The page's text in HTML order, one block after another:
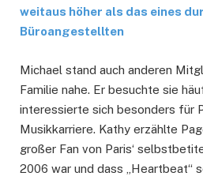
weitaus höher als das eines
Büroangestellten
Michael stand auch anderen
Familie nahe. Er besuchte sie
interessierte sich besonders für
Musikkarriere. Kathy erzählte
großer Fan von Paris‘
2006 war und dass „Heartbeat“